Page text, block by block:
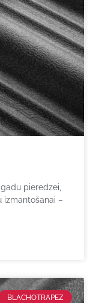
pieredzei,
izmantošanai –
BLACHOTRAPEZ